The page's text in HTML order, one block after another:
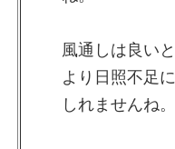
風通しは良い
より日照不足
しれませんね。